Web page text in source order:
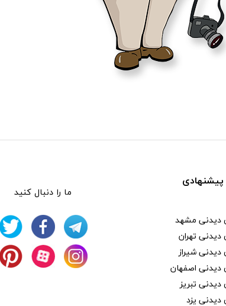
دیدنی مشهد
دیدنی تهران
دیدنی شیراز
دیدنی اصفهان
دیدنی تبریز
دیدنی یزد
ما را دنبال کنید